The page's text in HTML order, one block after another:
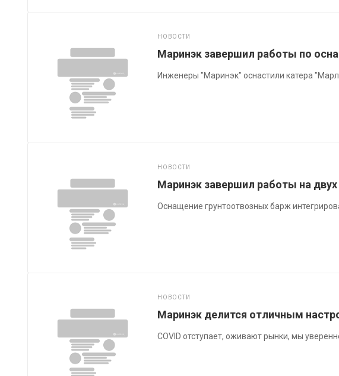
НОВОСТИ
Маринэк завершил работы по
Инженеры "Маринэк" оснастили катера
НОВОСТИ
Маринэк завершил работы на
Оснащение грунтоотвозных барж
НОВОСТИ
Маринэк делится отличным
COVID отступает, оживают рынки, мы